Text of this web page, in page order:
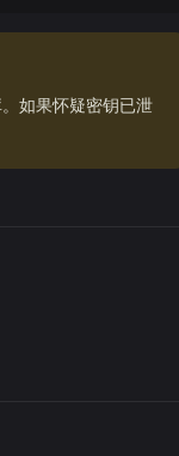
如果怀疑密钥已泄